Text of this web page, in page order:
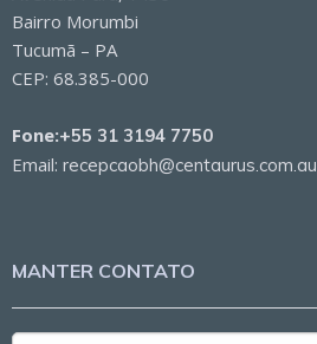
Bairro Morumbi
Tucumã – PA
CEP: 68.385-000
Fone:+55 31 3194 7750
Email: recepcaobh@centaurus.com.au
MANTER CONTATO